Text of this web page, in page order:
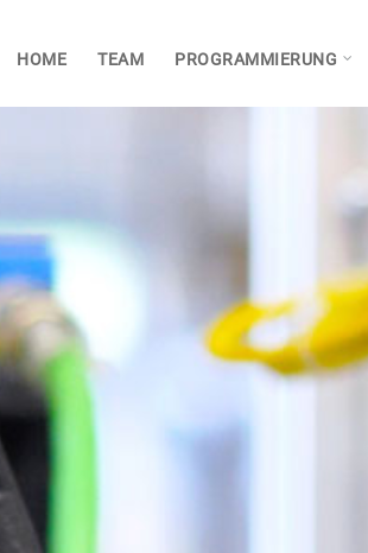
HOME TEAM PROGRAMMIERUNG